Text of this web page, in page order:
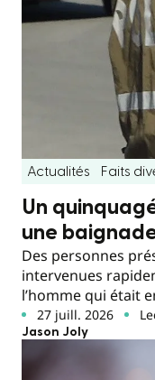
Actualités Faits
Un
une
Des personnes
intervenues
l’homme qui était
27 juill. 2026
Jason Joly